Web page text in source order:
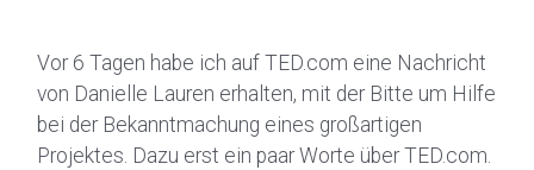
Vor 6 Tagen habe ich auf TED.com eine Nachricht
von Danielle Lauren erhalten, mit der Bitte um Hilfe
bei der Bekanntmachung eines großartigen
Projektes. Dazu erst ein paar Worte über TED.com.